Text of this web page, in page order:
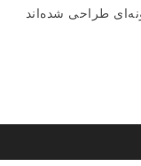
طراحی شده‌اند